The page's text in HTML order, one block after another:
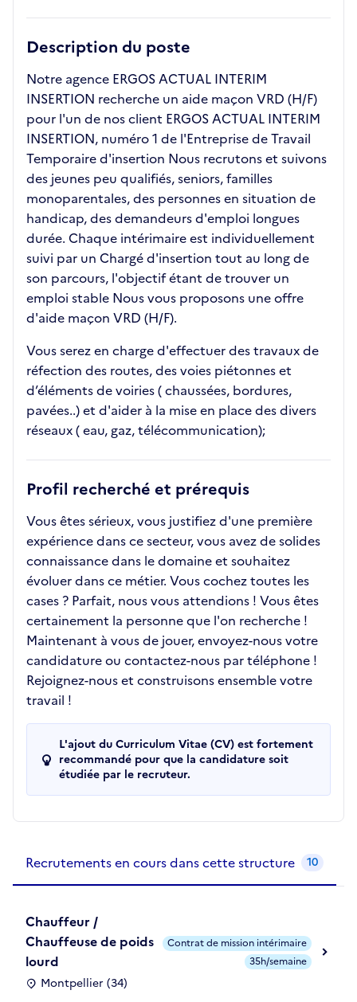
Description du poste
Notre agence ERGOS ACTUAL INTERIM
INSERTION recherche un aide maçon VRD (H/F)
pour l'un de nos client ERGOS ACTUAL INTERIM
INSERTION, numéro 1 de l'Entreprise de Travail
Temporaire d'insertion Nous recrutons et suivons
des jeunes peu qualifiés, seniors, familles
monoparentales, des personnes en situation de
handicap, des demandeurs d'emploi longues
durée. Chaque intérimaire est individuellement
suivi par un Chargé d'insertion tout au long de
son parcours, l'objectif étant de trouver un
emploi stable Nous vous proposons une offre
d'aide maçon VRD (H/F).
Vous serez en charge d'effectuer des travaux de
réfection des routes, des voies piétonnes et
d’éléments de voiries ( chaussées, bordures,
pavées..) et d'aider à la mise en place des divers
réseaux ( eau, gaz, télécommunication);
Profil recherché et prérequis
Vous êtes sérieux, vous justifiez d'une première
expérience dans ce secteur, vous avez de solides
connaissance dans le domaine et souhaitez
évoluer dans ce métier. Vous cochez toutes les
cases ? Parfait, nous vous attendions ! Vous êtes
certainement la personne que l'on recherche !
Maintenant à vous de jouer, envoyez-nous votre
candidature ou contactez-nous par téléphone !
Rejoignez-nous et construisons ensemble votre
travail !
L'ajout du Curriculum Vitae (CV) est fortement
recommandé pour que la candidature soit
étudiée par le recruteur.
Recrutements en cours dans cette structure 10
Chauffeur /
Chauffeuse de poids
lourd
Montpellier (34)
Contrat de mission intérimaire
35h/semaine